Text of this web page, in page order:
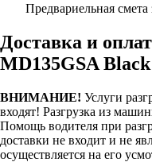
Предвариельная
Доставка и
MD135GSA Black
ВНИМАНИЕ! Услуги
входят! Разгрузка из
Помощь водителя при
доставки не входит и не
осуществляется на его